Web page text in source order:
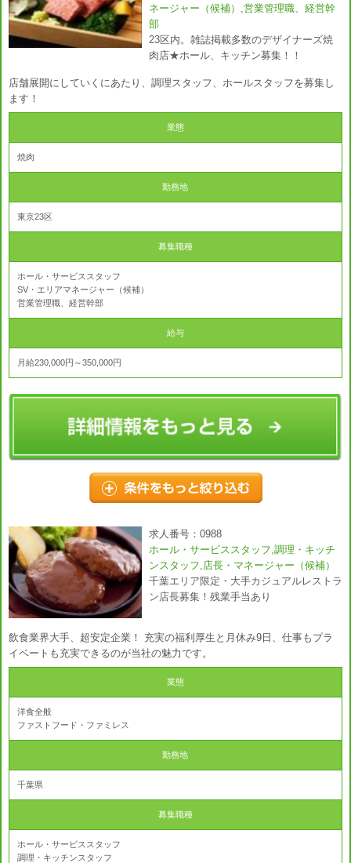
ネージャー（候補）,営業管理職、経営幹
部
23区内。雑誌掲載多数のデザイナーズ焼
肉店★ホール、キッチン募集！！
店舗展開にしていくにあたり、調理スタッフ、ホールスタッフを募集し
ます！
業態
焼肉
勤務地
東京23区
募集職種
ホール・サービススタッフ
SV・エリアマネージャー（候補）
営業管理職、経営幹部
給与
月給230,000円～350,000円
求人番号：0988
ホール・サービススタッフ,調理・キッチ
ンスタッフ,店長・マネージャー（候補）
千葉エリア限定・大手カジュアルレストラ
ン店長募集！残業手当あり
飲食業界大手、超安定企業！ 充実の福利厚生と月休み9日、仕事もプラ
イベートも充実できるのが当社の魅力です。
業態
洋食全般
ファストフード・ファミレス
勤務地
千葉県
募集職種
ホール・サービススタッフ
調理・キッチンスタッフ